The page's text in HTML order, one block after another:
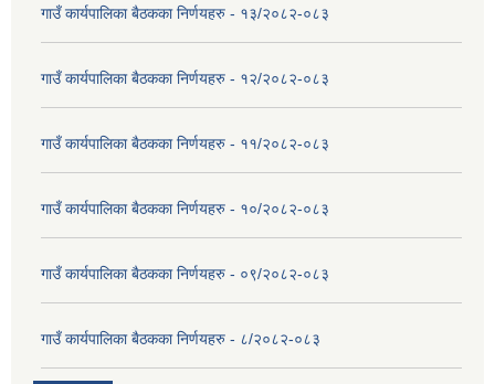
गाउँ कार्यपालिका बैठकका निर्णयहरु - १३/२०८२-०८३
गाउँ कार्यपालिका बैठकका निर्णयहरु - १२/२०८२-०८३
गाउँ कार्यपालिका बैठकका निर्णयहरु - ११/२०८२-०८३
गाउँ कार्यपालिका बैठकका निर्णयहरु - १०/२०८२-०८३
गाउँ कार्यपालिका बैठकका निर्णयहरु - ०९/२०८२-०८३
गाउँ कार्यपालिका बैठकका निर्णयहरु - ८/२०८२-०८३